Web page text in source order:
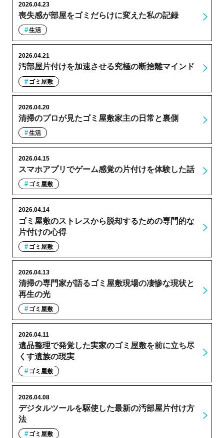
喪失感が部屋をゴミだらけに変えた私の記録
2026.04.23
生活
汚部屋片付けを加速させる究極の断捨離マインド
2026.04.21
ゴミ屋敷
清掃のプロが見たゴミ屋敷家主の日常と裏側
2026.04.20
生活
スマホアプリでゲーム感覚の片付けを体験した話
2026.04.15
ゴミ屋敷
ゴミ屋敷のストレスから脱却するための専門的な
片付けの心得
2026.04.14
ゴミ屋敷
清掃の専門家が語るゴミ屋敷現場の凄惨な現状と
再生の光
2026.04.13
ゴミ屋敷
遺品整理で発覚した実家のゴミ屋敷を前に立ち尽
くす遺族の現実
2026.04.11
ゴミ屋敷
デジタルツールを駆使した最新の汚部屋片付け方
法
2026.04.08
ゴミ屋敷